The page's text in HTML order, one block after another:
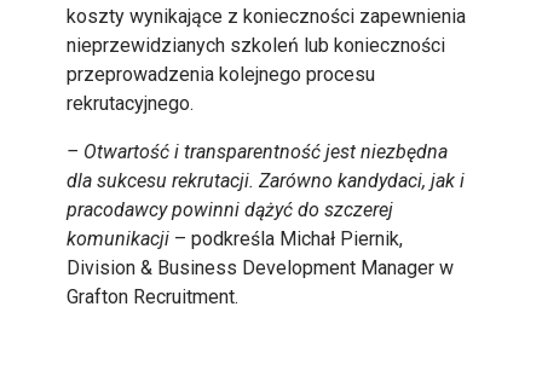
koszty wynikające z konieczności zapewnienia
nieprzewidzianych szkoleń lub konieczności
przeprowadzenia kolejnego procesu
rekrutacyjnego.
– Otwartość i transparentność jest niezbędna
dla sukcesu rekrutacji. Zarówno kandydaci, jak i
pracodawcy powinni dążyć do szczerej
komunikacji– podkreśla Michał Piernik,
Division & Business Development Manager w
Grafton Recruitment.